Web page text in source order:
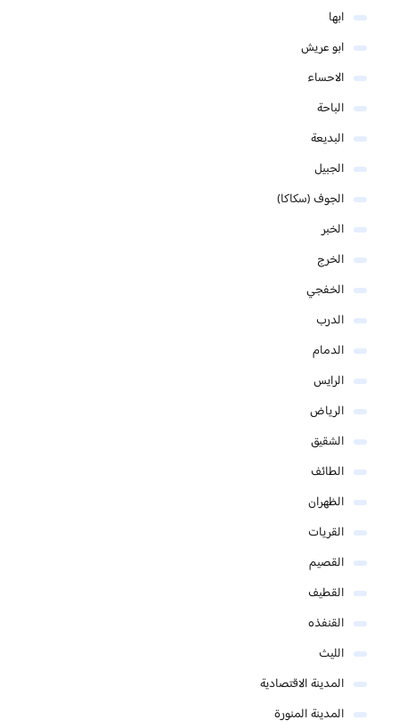
ابها
ابو عريش
الاحساء
الباحة
البديعة
الجبيل
الجوف (سكاكا)
الخبر
الخرج
الخفجي
الدرب
الدمام
الرايس
الرياض
الشقيق
الطائف
الظهران
القريات
القصيم
القطيف
القنفذه
الليث
المدينة الاقتصادية
المدينة المنورة